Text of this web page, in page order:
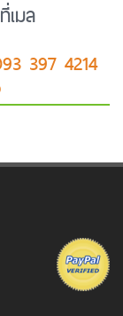
เมล
397 4214